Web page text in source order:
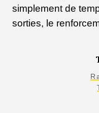
simplement de
sorties, le